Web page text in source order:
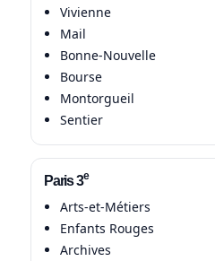
Vivienne
Mail
Bonne-Nouvelle
Bourse
Montorgueil
Sentier
Paris 3e
Arts-et-Métiers
Enfants Rouges
Archives